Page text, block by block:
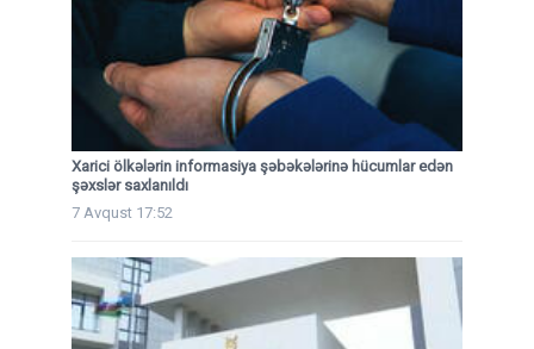
Xarici ölkələrin informasiya şəbəkələrinə hücumlar edən
şəxslər saxlanıldı
7 Avqust 17:52